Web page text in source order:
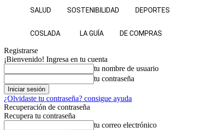
SALUD SOSTENIBILIDAD DEPORTES
COSLADA LA GUÍA DE COMPRAS
Registrarse
¡Bienvenido! Ingresa en tu cuenta
tu nombre de usuario
tu contraseña
¿Olvidaste tu contraseña? consigue ayuda
Recuperación de contraseña
Recupera tu contraseña
tu correo electrónico